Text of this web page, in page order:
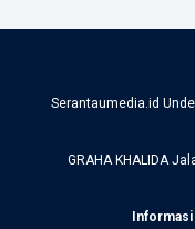
Serantaumedia.id
GRAHA KHALIDA